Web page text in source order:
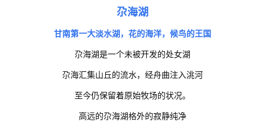
尕海湖
甘南第一大淡水湖，花的海洋，候鸟的王国
尕海湖是一个未被开发的处女湖
尕海汇集山丘的流水，经舟曲注入洮河
至今仍保留着原始牧场的状况。
高远的尕海湖格外的寂静纯净